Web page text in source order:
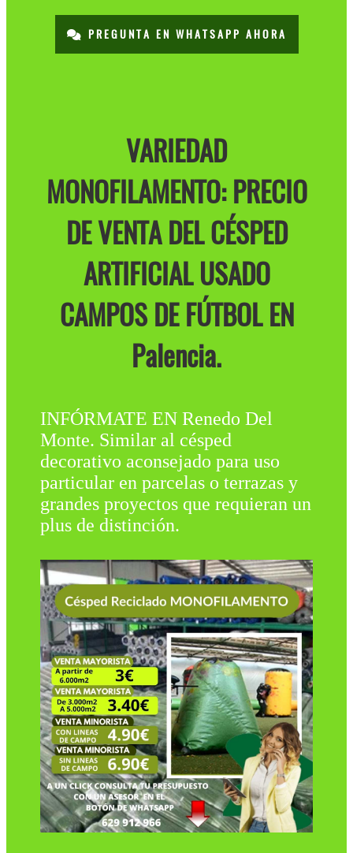
PREGUNTA EN WHATSAPP AHORA
VARIEDAD
MONOFILAMENTO: PRECIO
DE VENTA DEL CÉSPED
ARTIFICIAL USADO
CAMPOS DE FÚTBOL EN
Palencia.
INFÓRMATE EN Renedo Del
Monte. Similar al césped
decorativo aconsejado para uso
particular en parcelas o terrazas y
grandes proyectos que requieran un
plus de distinción.